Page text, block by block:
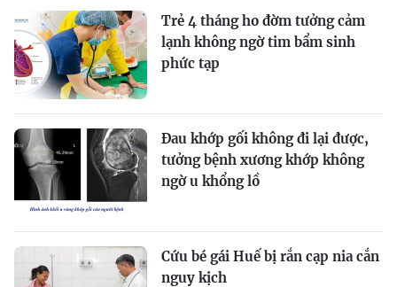
Trẻ 4 tháng ho đờm tưởng cảm
lạnh không ngờ tim bẩm sinh
phức tạp
Đau khớp gối không đi lại được,
tưởng bệnh xương khớp không
ngờ u khổng lồ
Cứu bé gái Huế bị rắn cạp nia cắn
nguy kịch